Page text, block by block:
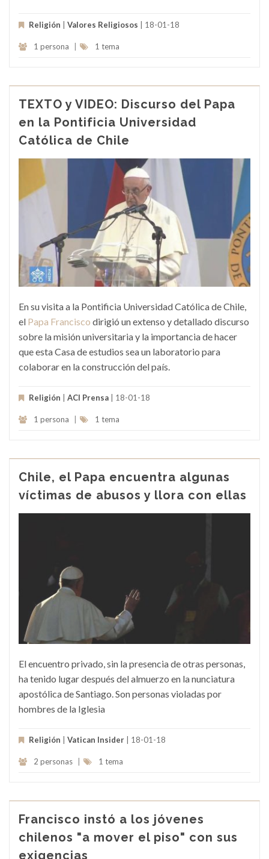
Religión Valores Religiosos | 18-01-18
1 persona 1 tema
TEXTO y VIDEO: Discurso del Papa
en la Pontificia Universidad
Católica de Chile
En su visita a la Pontificia Universidad Católica de Chile,
el Papa Francisco dirigió un extenso y detallado discurso
sobre la misión universitaria y la importancia de hacer
que esta Casa de estudios sea un laboratorio para
colaborar en la construcción del país.
Religión ACI Prensa | 18-01-18
1 persona 1 tema
Chile, el Papa encuentra algunas
víctimas de abusos y llora con ellas
El encuentro privado, sin la presencia de otras personas,
ha tenido lugar después del almuerzo en la nunciatura
apostólica de Santiago. Son personas violadas por
hombres de la Iglesia
Religión Vatican Insider | 18-01-18
2 personas 1 tema
Francisco instó a los jóvenes
chilenos "a mover el piso" con sus
exigencias